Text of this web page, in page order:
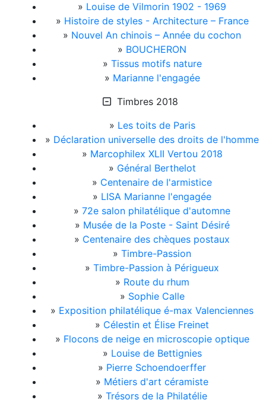
» Louise de Vilmorin 1902 - 1969
» Histoire de styles - Architecture – France
» Nouvel An chinois – Année du cochon
» BOUCHERON
» Tissus motifs nature
» Marianne l'engagée
Timbres 2018
» Les toits de Paris
» Déclaration universelle des droits de l'homme
» Marcophilex XLII Vertou 2018
» Général Berthelot
» Centenaire de l'armistice
» LISA Marianne l'engagée
» 72e salon philatélique d'automne
» Musée de la Poste - Saint Désiré
» Centenaire des chèques postaux
» Timbre-Passion
» Timbre-Passion à Périgueux
» Route du rhum
» Sophie Calle
» Exposition philatélique é-max Valenciennes
» Célestin et Élise Freinet
» Flocons de neige en microscopie optique
» Louise de Bettignies
» Pierre Schoendoerffer
» Métiers d'art céramiste
» Trésors de la Philatélie